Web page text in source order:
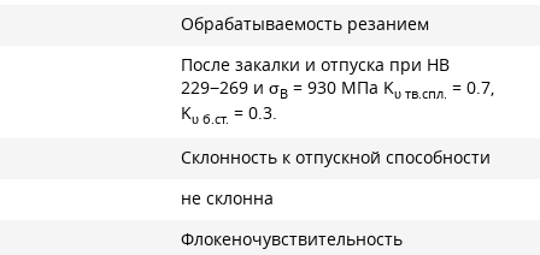
Обрабатываемость резанием
После закалки и отпуска при НВ
229−269 и σB = 930 МПа Kυ тв.спл. = 0.7,
Kυ б.ст. = 0.3.
Склонность к отпускной способности
не склонна
Флокеночувствительность